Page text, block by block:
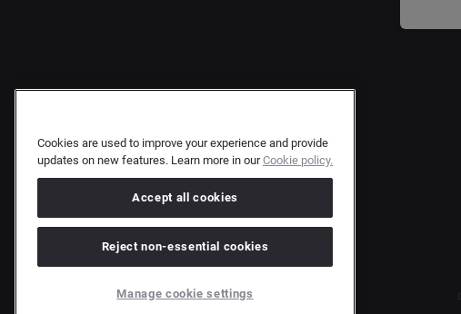
Cookies are used to improve your experience and provide
updates on new features. Learn more in ourCookie policy.
Accept all cookies
Reject non-essential cookies
Manage cookie settings